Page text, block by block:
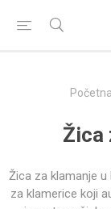
Žica
Žica za klamanje
za klamerice koji